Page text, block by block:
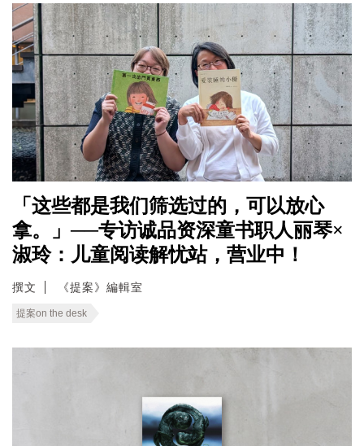
「这些都是我们筛选过的，可以放心
拿。」──专访诚品资深童书职人丽琴×
淑玲：儿童阅读解忧站，营业中！
撰文 《提案》編輯室
提案on the desk